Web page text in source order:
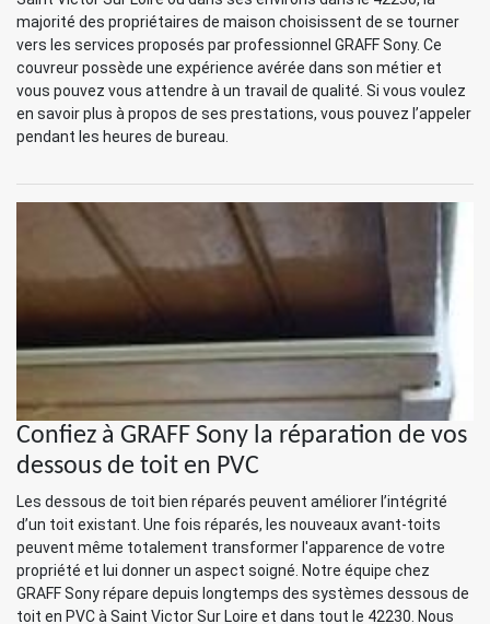
majorité des propriétaires de maison choisissent de se tourner
vers les services proposés par professionnel GRAFF Sony. Ce
couvreur possède une expérience avérée dans son métier et
vous pouvez vous attendre à un travail de qualité. Si vous voulez
en savoir plus à propos de ses prestations, vous pouvez l’appeler
pendant les heures de bureau.
Confiez à GRAFF Sony la réparation de vos
dessous de toit en PVC
Les dessous de toit bien réparés peuvent améliorer l’intégrité
d’un toit existant. Une fois réparés, les nouveaux avant-toits
peuvent même totalement transformer l'apparence de votre
propriété et lui donner un aspect soigné. Notre équipe chez
GRAFF Sony répare depuis longtemps des systèmes dessous de
toit en PVC à Saint Victor Sur Loire et dans tout le 42230. Nous